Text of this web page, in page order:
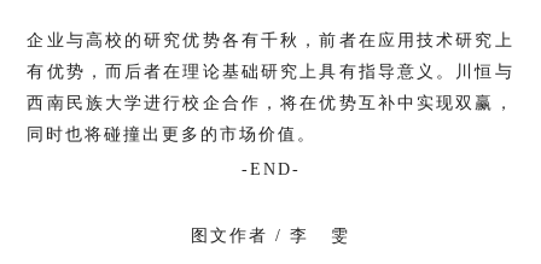
企业与高校的研究优势各有千秋，前者在应用技术研究上
有优势，而后者在理论基础研究上具有指导意义。川恒与
西南民族大学进行校企合作，将在优势互补中实现双赢，
同时也将碰撞出更多的市场价值。
-END-
图文作者 / 李 雯